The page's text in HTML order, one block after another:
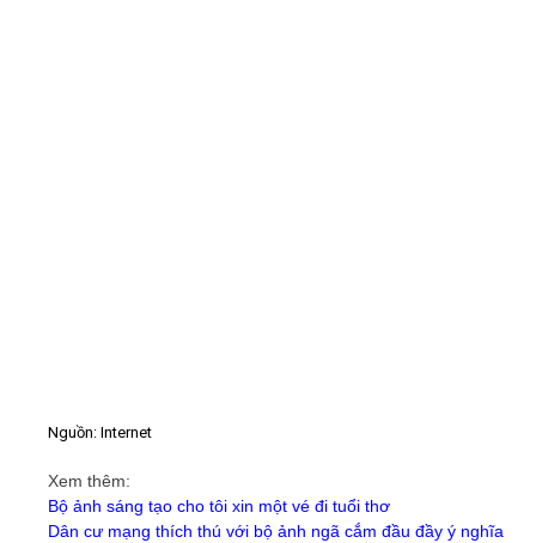
Nguồn: Internet
Xem thêm:
Bộ ảnh sáng tạo cho tôi xin một vé đi tuổi thơ
Dân cư mạng thích thú với bộ ảnh ngã cắm đầu đầy ý nghĩa